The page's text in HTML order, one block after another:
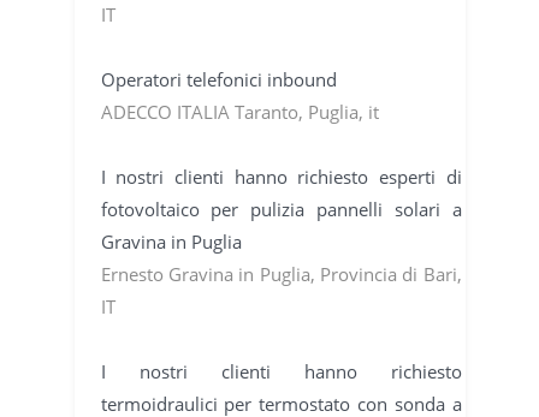
IT
Operatori telefonici inbound
ADECCO ITALIA Taranto, Puglia, it
I nostri clienti hanno richiesto esperti di
fotovoltaico per pulizia pannelli solari a
Gravina in Puglia
Ernesto Gravina in Puglia, Provincia di Bari,
IT
I nostri clienti hanno richiesto
termoidraulici per termostato con sonda a